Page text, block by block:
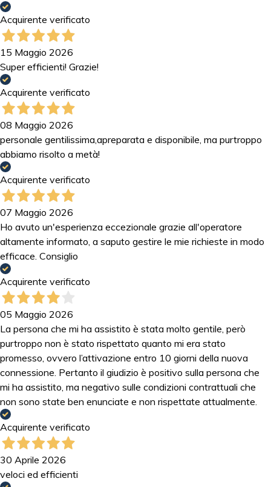
Acquirente verificato
15 Maggio 2026
Super efficienti! Grazie!
Acquirente verificato
08 Maggio 2026
personale gentilissima,apreparata e disponibile, ma purtroppo
abbiamo risolto a metà!
Acquirente verificato
07 Maggio 2026
Ho avuto un'esperienza eccezionale grazie all'operatore
altamente informato, a saputo gestire le mie richieste in modo
efficace. Consiglio
Acquirente verificato
05 Maggio 2026
La persona che mi ha assistito è stata molto gentile, però
purtroppo non è stato rispettato quanto mi era stato
promesso, ovvero l’attivazione entro 10 giorni della nuova
connessione. Pertanto il giudizio è positivo sulla persona che
mi ha assistito, ma negativo sulle condizioni contrattuali che
non sono state ben enunciate e non rispettate attualmente.
Acquirente verificato
30 Aprile 2026
veloci ed efficienti